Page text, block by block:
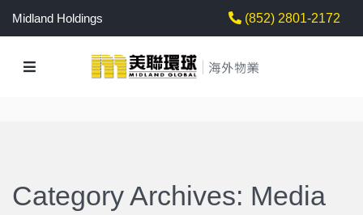
Midland Holdings (852) 2801-2172
Category Archives: Media